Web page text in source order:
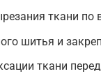
ткани по
шитья и
ткани